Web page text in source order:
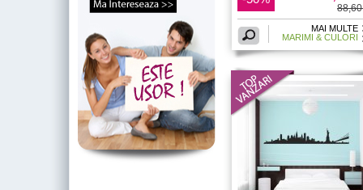
MAI MULTE
MARIMI & CULORI